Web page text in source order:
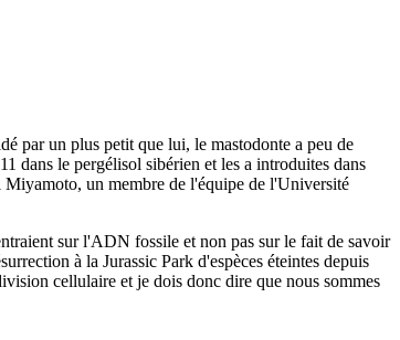
par un plus petit que lui, le mastodonte a peu de
dans le pergélisol sibérien et les a introduites dans
Miyamoto, un membre de l'équipe de l'Université
sur l'ADN fossile et non pas sur le fait de savoir
à la Jurassic Park d'espèces éteintes depuis
cellulaire et je dois donc dire que nous sommes